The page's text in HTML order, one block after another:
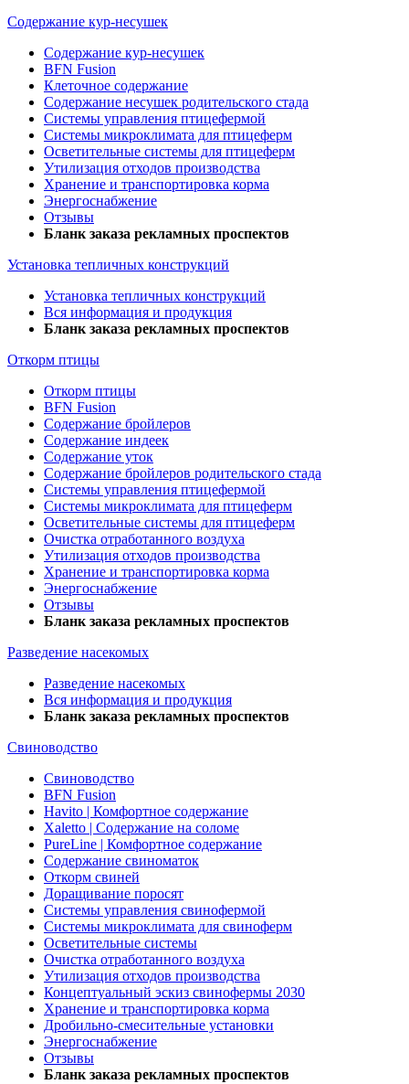
Содержание кур-несушек
Содержание кур-несушек
BFN Fusion
Клеточное содержание
Содержание несушек родительского стада
Системы управления птицефермой
Системы микроклимата для птицеферм
Осветительные системы для птицеферм
Утилизация отходов производства
Хранение и транспортировка корма
Энергоснабжение
Отзывы
Бланк заказа рекламных проспектов
Установка тепличных конструкций
Установка тепличных конструкций
Вся информация и продукция
Бланк заказа рекламных проспектов
Откорм птицы
Откорм птицы
BFN Fusion
Содержание бройлеров
Содержание индеек
Содержание уток
Содержание бройлеров родительского стада
Системы управления птицефермой
Системы микроклимата для птицеферм
Осветительные системы для птицеферм
Очистка отработанного воздуха
Утилизация отходов производства
Хранение и транспортировка корма
Энергоснабжение
Отзывы
Бланк заказа рекламных проспектов
Разведение насекомых
Разведение насекомых
Вся информация и продукция
Бланк заказа рекламных проспектов
Свиноводство
Свиноводство
BFN Fusion
Havito | Комфортное содержание
Xaletto | Содержание на соломе
PureLine | Комфортное содержание
Содержание свиноматок
Откорм свиней
Доращивание поросят
Системы управления свинофермой
Системы микроклимата для свиноферм
Осветительные системы
Очистка отработанного воздуха
Утилизация отходов производства
Концептуальный эскиз свинофермы 2030
Хранение и транспортировка корма
Дробильно-смесительные установки
Энергоснабжение
Отзывы
Бланк заказа рекламных проспектов